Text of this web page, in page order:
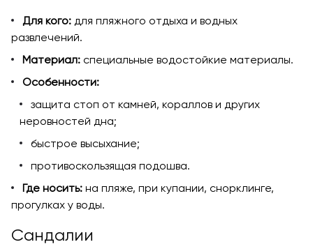
Для кого: для пляжного отдыха и водных
развлечений.
Материал: специальные водостойкие материалы.
Особенности:
защита стоп от камней, кораллов и других
неровностей дна;
быстрое высыхание;
противоскользящая подошва.
Где носить: на пляже, при купании, снорклинге,
прогулках у воды.
Сандалии